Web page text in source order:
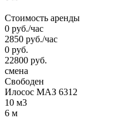
Стоимость аренды
0 руб./час
2850 руб./час
0 руб.
22800 руб.
смена
Свободен
Илосос МАЗ 6312
10 м3
6 м